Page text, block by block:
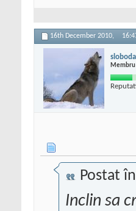
16th December 2010,
Membru
Postat
Inclin sa